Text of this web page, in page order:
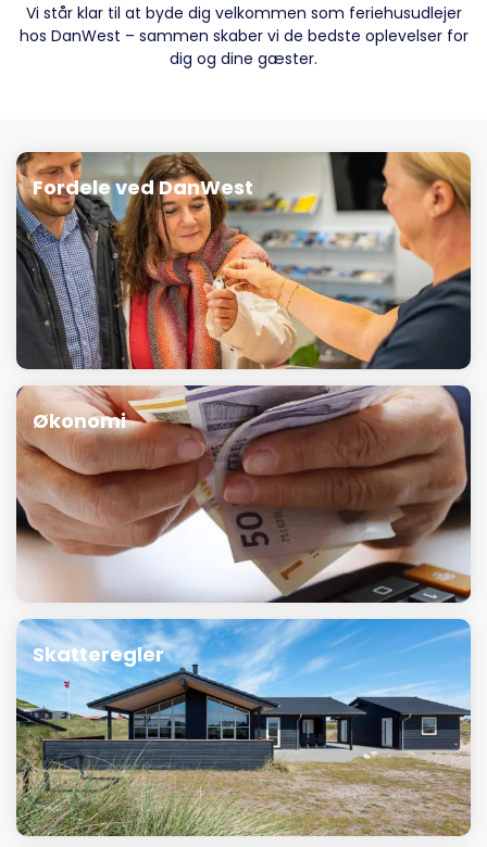
Vi står klar til at byde dig velkommen som feriehusudlejer
hos DanWest – sammen skaber vi de bedste oplevelser for
dig og dine gæster.
Fordele ved DanWest
Økonomi
Skatteregler